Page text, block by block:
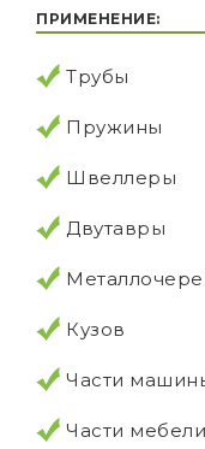
ПРИМЕНЕНИЕ:
Трубы
Пружины
Швеллеры
Двутавры
Кузов
Части
Части мебели